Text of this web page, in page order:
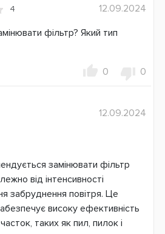
4
12.09.2024
фільтр? Який тип
0 0
12.09.2024
замінювати фільтр
від інтенсивності
забруднення повітря. Це
високу ефективність
таких як пил, пилок і